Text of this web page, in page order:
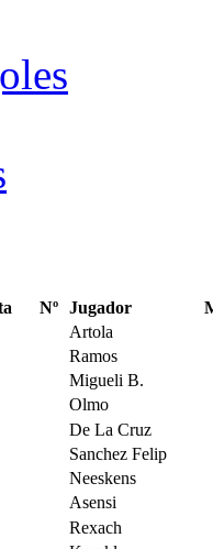
Nº Jugador
Artola
Ramos
Migueli B.
Olmo
De La Cruz
Sanchez Felip
Neeskens
Asensi
Rexach